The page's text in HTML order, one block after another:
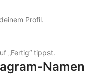
Profil.
„Fertig“ tippst.
Namen